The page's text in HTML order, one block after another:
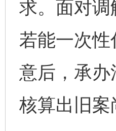
求。面对
若能一次
意后，承办
核算出旧